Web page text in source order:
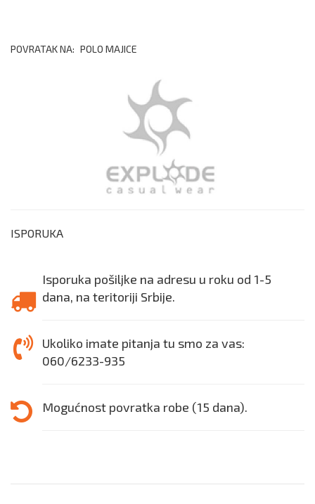
POVRATAK NA: POLO MAJICE
ISPORUKA
Isporuka pošiljke na adresu u roku od 1-5
dana, na teritoriji Srbije.
Ukoliko imate pitanja tu smo za vas:
060/6233-935
Mogućnost povratka robe (15 dana).